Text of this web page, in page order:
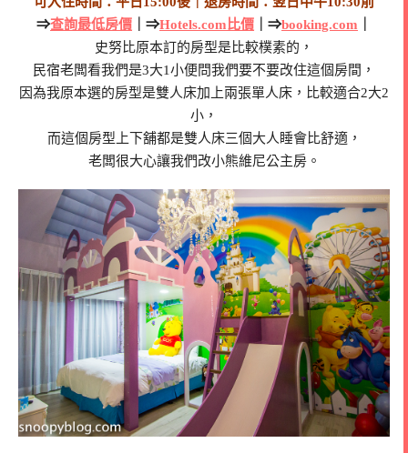
⇒查詢最低房價 ｜⇒Hotels.com比價 ｜⇒booking.com
史努比原本訂的房型是比較樸素的，
民宿老闆看我們是3大1小便問我們要不要改住這個房間，
因為我原本選的房型是雙人床加上兩張單人床，比較適合2大2
小，
而這個房型上下舖都是雙人床三個大人睡會比舒適，
老闆很大心讓我們改小熊維尼公主房。